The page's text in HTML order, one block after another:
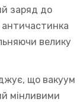
заряд до
античастинка
велику
що вакуум
мінливими